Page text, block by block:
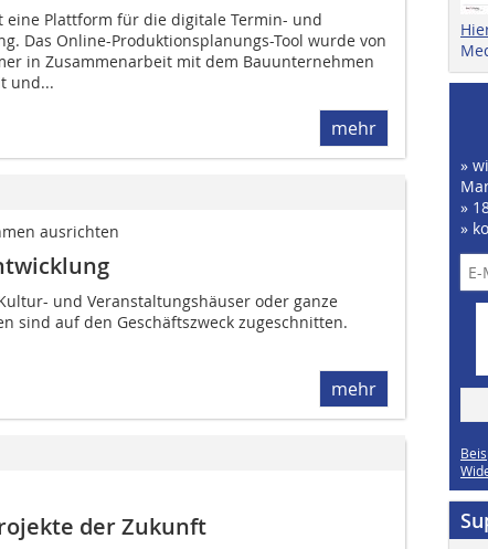
eine Plattform für die ­digitale Termin- und
Das Online-Produktionsplanungs-Tool wurde von
in Zusammenarbeit mit dem Bauunternehmen
und...
mehr
ausrichten
und Veranstaltungshäuser oder ganze
sind auf den Geschäftszweck zugeschnitten.
mehr
der Zukunft
»
»
»